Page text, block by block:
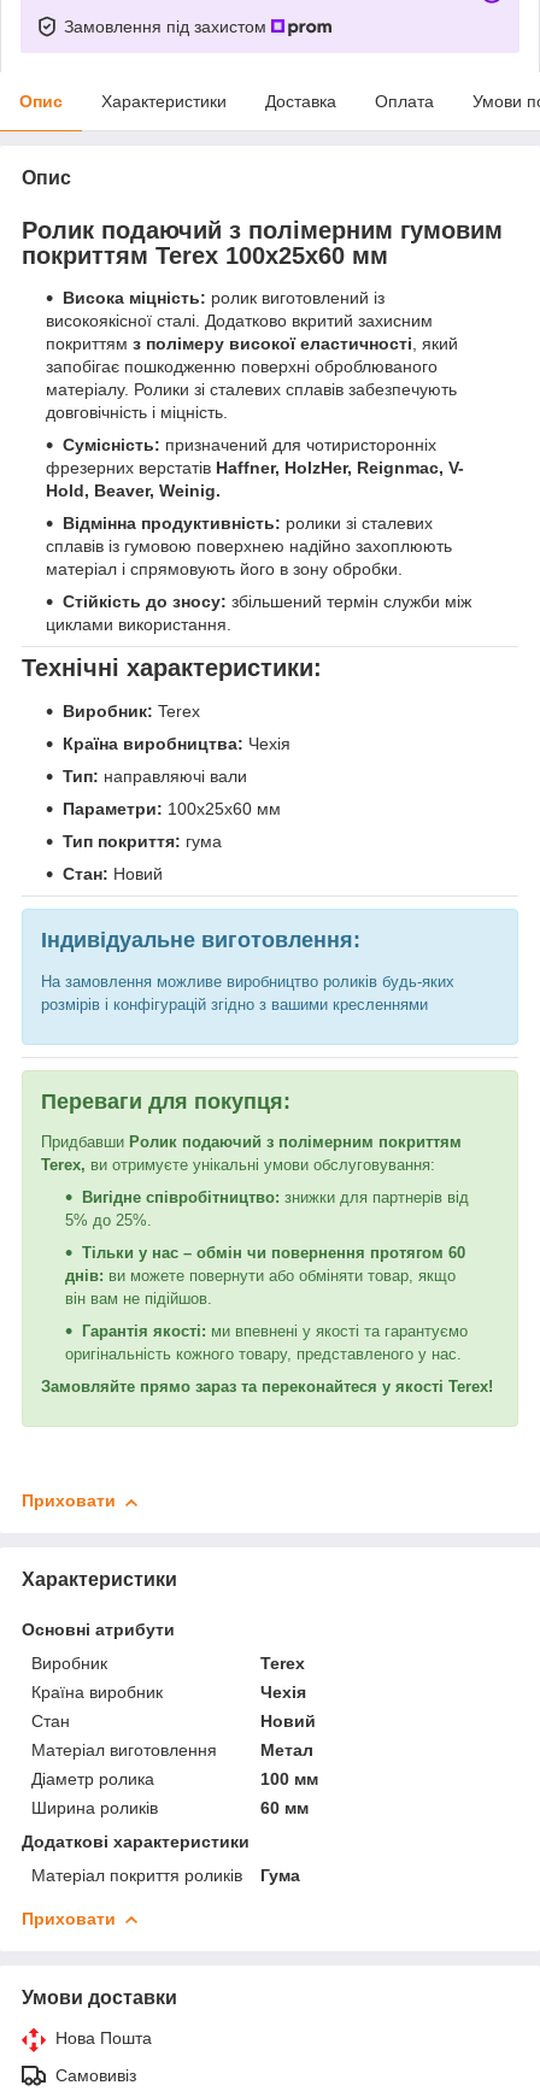
Замовлення під захистом
Опис Характеристики Доставка Оплата Умови
Опис
Ролик подаючий з полімерним гумовим
покриттям Terex 100х25х60 мм
Висока міцність: ролик виготовлений із
високоякісної сталі. Додатково вкритий захисним
покриттям з полімеру високої еластичності, який
запобігає пошкодженню поверхні оброблюваного
матеріалу. Ролики зі сталевих сплавів забезпечують
довговічність і міцність.
Сумісність: призначений для чотиристоронніх
фрезерних верстатів Haffner, HolzHer, Reignmac, V-
Hold, Beaver, Weinig.
Відмінна продуктивність: ролики зі сталевих
сплавів із гумовою поверхнею надійно захоплюють
матеріал і спрямовують його в зону обробки.
Стійкість до зносу: збільшений термін служби між
циклами використання.
Технічні характеристики:
Виробник: Terex
Країна виробництва: Чехія
Тип: направляючі вали
Параметри: 100х25х60 мм
Тип покриття: гума
Стан: Новий
Індивідуальне виготовлення:
На замовлення можливе виробництво роликів будь-яких
розмірів і конфігурацій згідно з вашими кресленнями
Переваги для покупця:
Придбавши Ролик подаючий з полімерним покриттям
Terex, ви отримуєте унікальні умови обслуговування:
Вигідне співробітництво: знижки для партнерів від
5% до 25%.
Тільки у нас – обмін чи повернення протягом 60
днів: ви можете повернути або обміняти товар, якщо
він вам не підійшов.
Гарантія якості: ми впевнені у якості та гарантуємо
оригінальність кожного товару, представленого у нас.
Замовляйте прямо зараз та переконайтеся у якості Terex!
Приховати
Характеристики
Основні атрибути
Виробник
Terex
Країна виробник
Чехія
Стан
Новий
Матеріал виготовлення
Метал
Діаметр ролика
100 мм
Ширина роликів
60 мм
Додаткові характеристики
Матеріал покриття роликів
Гума
Приховати
Умови доставки
Нова Пошта
Самовивіз